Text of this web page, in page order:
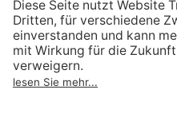
Informationen nach Data
Act
Verträge hier kündigen
Impressum